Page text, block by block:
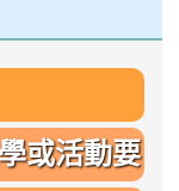
或活動要